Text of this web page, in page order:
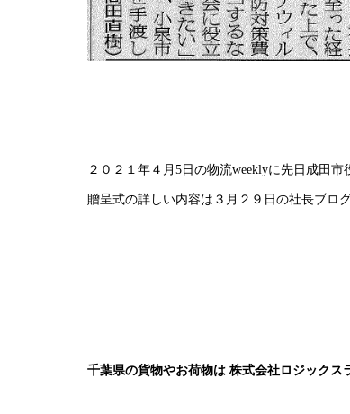
２０２１年４月5日の物流weeklyに先日成田
贈呈式の詳しい内容は ３月２９日の社長ブロ
千葉県の貨物やお荷物は 株式会社ロジックス